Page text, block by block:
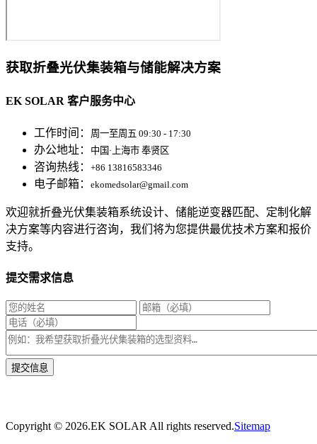
获取折叠光伏集装箱与储能解决方案
EK SOLAR 客户服务中心
工作时间： 周一至周五 09:30 - 17:30
办公地址： 中国·上海市 奉贤区
咨询热线： +86 13816583346
电子邮箱： ekomedsolar@gmail.com
欢迎就折叠光伏集装箱系统设计、储能逆变器匹配、定制化解
决方案等内容进行咨询，我们将为您提供最优技术方案和报价
支持。
提交需求信息
Copyright © 2026.EK SOLAR All rights reserved.Sitemap